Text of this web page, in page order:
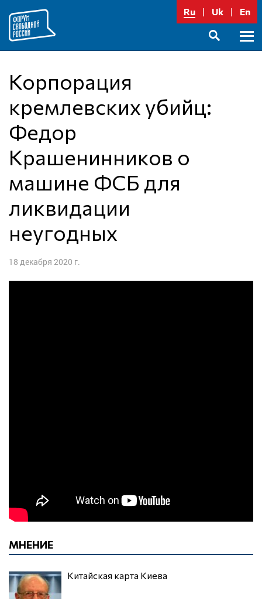
содержимому
Ru Uk En
Корпорация
кремлевских убийц:
Федор
Крашенинников о
машине ФСБ для
ликвидации
неугодных
18 декабря 2020 г.
МНЕНИЕ
Китайская карта Киева